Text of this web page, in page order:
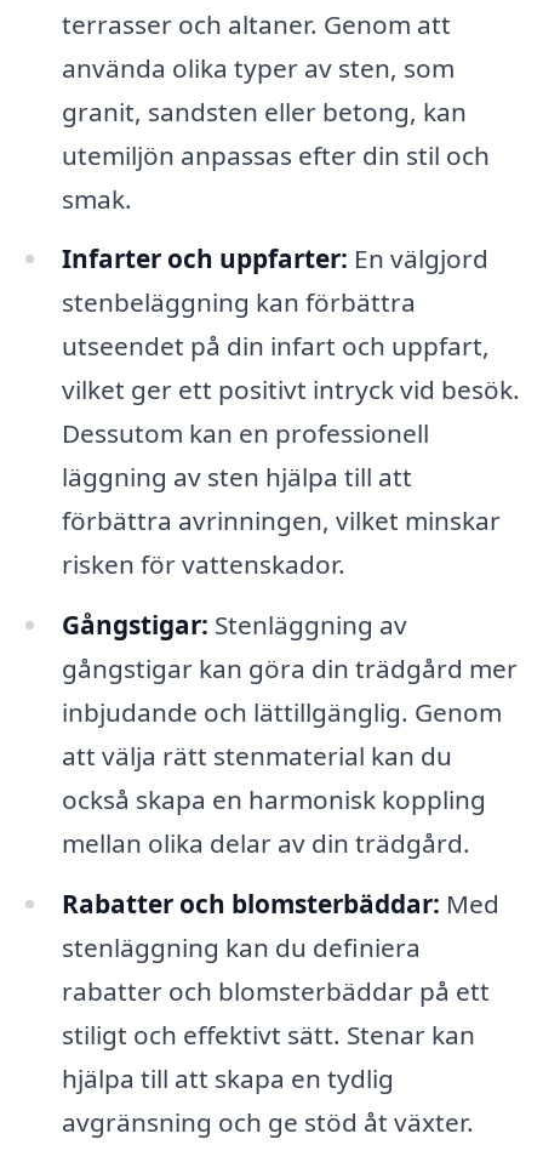
terrasser och altaner. Genom att
använda olika typer av sten, som
granit, sandsten eller betong, kan
utemiljön anpassas efter din stil och
smak.
Infarter och uppfarter: En välgjord
stenbeläggning kan förbättra
utseendet på din infart och uppfart,
vilket ger ett positivt intryck vid besök.
Dessutom kan en professionell
läggning av sten hjälpa till att
förbättra avrinningen, vilket minskar
risken för vattenskador.
Gångstigar: Stenläggning av
gångstigar kan göra din trädgård mer
inbjudande och lättillgänglig. Genom
att välja rätt stenmaterial kan du
också skapa en harmonisk koppling
mellan olika delar av din trädgård.
Rabatter och blomsterbäddar: Med
stenläggning kan du definiera
rabatter och blomsterbäddar på ett
stiligt och effektivt sätt. Stenar kan
hjälpa till att skapa en tydlig
avgränsning och ge stöd åt växter.